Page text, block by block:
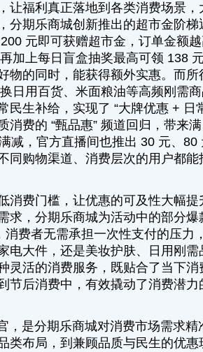
福利真正落地到各类消费场景，
分期乐商城创新推出的超市金阶梯
元即可获赠超市金，订单金额
加上每日盲盒抽奖最高可领 138
物的同时，能获得额外实惠。而所
日用百货、米面粮油等高频刚需
民生补给，实现了 “大牌优惠 + 日
消费的 “甄品惠” 频道回归，带来
减，官方直播间也推出 30 元、80
同购物渠道、消费层次的用户都能
费门槛，让优惠的可及性大幅提
求，分期乐商城为活动中的部分爆
费者无需承担一次性支付的压力
电大件，还是美妆护肤、日用刚需
灵活的消费服务，既贴合了当下消
节后消费中，有效撬动了消费潜力
是分期乐商城对消费市场需求精
类布局，到兼顾品质与民生的优惠